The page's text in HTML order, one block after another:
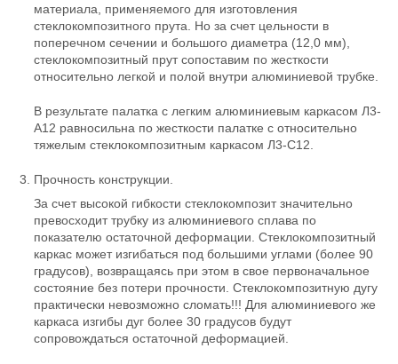
материала, применяемого для изготовления
стеклокомпозитного прута. Но за счет цельности в
поперечном сечении и большого диаметра (12,0 мм),
стеклокомпозитный прут сопоставим по жесткости
относительно легкой и полой внутри алюминиевой трубке.
В результате палатка с легким алюминиевым каркасом Л3-
А12 равносильна по жесткости палатке с относительно
тяжелым стеклокомпозитным каркасом Л3-С12.
Прочность конструкции.
За счет высокой гибкости стеклокомпозит значительно
превосходит трубку из алюминиевого сплава по
показателю остаточной деформации. Стеклокомпозитный
каркас может изгибаться под большими углами (более 90
градусов), возвращаясь при этом в свое первоначальное
состояние без потери прочности. Стеклокомпозитную дугу
практически невозможно сломать!!! Для алюминиевого же
каркаса изгибы дуг более 30 градусов будут
сопровождаться остаточной деформацией.